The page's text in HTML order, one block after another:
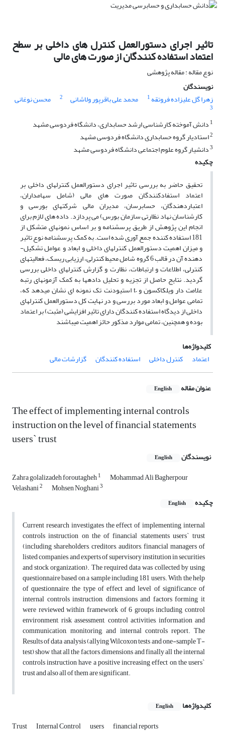
تاثیر اجرای دستورالعمل کنترل های داخلی بر سطح
اعتماد استفاده کنندگان از صورت های مالی
نوع مقاله : مقاله پژوهشی
نویسندگان
زهرا گل علیزاده فروتقه 1 محمد علی باقرپور ولاشانی 2 محسن نوغانی
3
1 دانش آموخته کارشناسی ارشد حسابداری، دانشگاه فردوسی مشهد
2استادیار گروه حسابداری دانشگاه فردوسی مشهد
3دانشیار گروه علوم اجتماعی دانشگاه فردوسی مشهد
چکیده
تحقیق حاضر به بررسی تاثیر اجرای دستورالعمل کنترل­های داخلی بر
اعتماد استفاد­کنندگان صورت های مالی (شامل سهامداران،
اعتباردهندگان، حسابرسان، مدیران مالی شرکت­های بورسی و
کارشناسان نهاد نظارتی سازمان بورس) می­ پردازد. داده ­های لازم برای
انجام این پژوهش از طریق پرسش­نامه و بر اساس نمونه­ای متشکل از
181 استفاده­ کننده جمع ­آوری شده است. به کمک پرسش­نامه نوع تاثیر
و میزان اهمیت دستورالعمل کنترل­های داخلی و ابعاد و عوامل تشکیل­
دهنده آن در قالب 6 گروه شامل محیط کنترلی، ارزیابی ریسک، فعالیت­های
کنترلی، اطلاعات و ارتباطات، نظارت و گزارش کنترل­های داخلی بررسی
گردید. نتایج حاصل از تجزیه و تحلیل داده­ها به کمک آزمون­های رتبه
علامت­ دار ویلکاکسون و –t استیودنت تک نمونه ­ای نشان می­دهد که،
تمامی عوامل و ابعاد مورد بررسی و در نهایت کل دستورالعمل کنترل­های
داخلی از دیدگاه استفاده­ کنندگان دارای تاثیر افزایشی (مثبت) بر اعتماد
بوده و همچنین، تمامی موارد مذکور حائز اهمیت می­باشند
کلیدواژه‌ها
اعتماد
کنترل داخلی استفاده کنندگان گزارشات مالی
عنوان مقاله English
The effect of implementing internal controls
instruction on the level of financial statements
users` trust
نویسندگان English
Zahra golalizadeh foroutagheh1 Mohammad Ali Bagherpour
Velashani2 Mohsen Noghani3
چکیده English
Current research investigates the effect of implementing internal
controls instruction on the of financial statements users` trust
(including shareholders, creditors, auditors, financial managers of
listed companies, and experts of supervisory institution in securities
and stock organization). The required data was collected by using
questionnaire based on a sample including 181 users. With the help
of questionnaire, the type of effect and level of significance of
internal controls instruction, dimensions and factors forming it
were reviewed within framework of 6 groups including control
environment, risk assessment, control activities, information and
communication, monitoring, and internal controls report. The
Results of data analysis (allying Wilcoxon tests and one-sample T-
test) show that all the factors, dimensions and finally all the internal
controls instruction have a positive increasing effect on the users`
trust and also all of them are significant.
کلیدواژه‌ها English
Trust Internal Control users financial reports